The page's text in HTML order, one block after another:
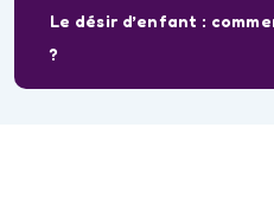
Le désir d’enfant :
?